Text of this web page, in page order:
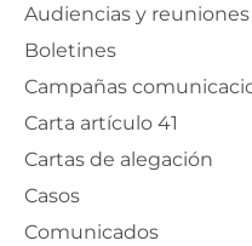
Audiencias y reuniones
Boletines
Campañas
Carta artículo 41
Cartas de alegación
Casos
Comunicados